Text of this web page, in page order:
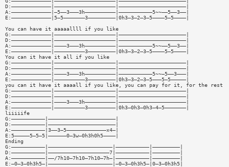
D:—————————————|————————————————————|——————————————————————|
A:—————————————|—5——3———3h——————————|———————————5~~——5——3——|
E:—————————————|5—5———————3—————————|0h3—3—2—3—5————5—5————|
You can have it aaaaallll if you like
G:—————————————|————————————————————|——————————————————————|
D:—————————————|————————————————————|——————————————————————|
A:—————————————|————3———3h——————————|———————————5~~——5——3——|
E:—————————————|——————————3—————————|0h3—3—2—3—5————5—5————|
You can it have it all if you like
G:—————————————|————————————————————|——————————————————————|
D:—————————————|————————————————————|——————————————————————|
A:—————————————|————3———3h——————————|———————————5~~—5——3———|
E:—————————————|——————————3—————————|0h3—3—2—3—5———5—5—————|
you can it have it aaaall if you like, you can pay for it, for the rest
G:—————————————|————————————————————|——————————————————————|
D:—————————————|————————————————————|——————————————————————|
A:—————————————|————3———3h——————————|——————————————————————|
E:—————————————|——————————3—————————|0h3—0h3—0h3—4—5———————|
liiiiife
G:———————————|——————————————————————|
D:———————————|——————————————————————|
A:———————————|3——3—5—————————————x4—|
E:5—————5—5—5|——————0—3w—0h3h0h5————|
Ending
G:———————————|—————————————————————|———————————|—————————|
D:———————————|————————————————————7|———————————|—————————|
A:———————————|——/7h10—7h10—7h10—7h—|———————————|—————————|
E:—0—3—0h3h5—|—————————————————————|—0—3—0h3h5—|0—3—0h3h5|